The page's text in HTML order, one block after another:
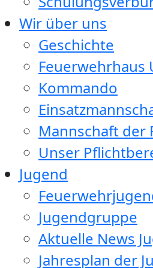
Wir über uns
Geschichte
Feuerwehrhaus
Kommando
Mannschaft der
Unser
Jugend
Jugendgruppe
Aktuelle News
Jahresplan der